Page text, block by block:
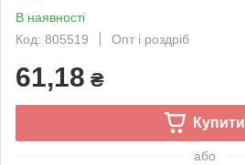
В наявності
Код: 805519
Опт і роздріб
61,18 ₴
Купити
або